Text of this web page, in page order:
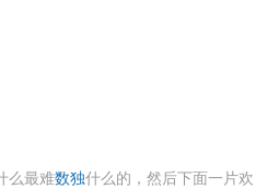
么最难数独什么的，然后下面一片欢